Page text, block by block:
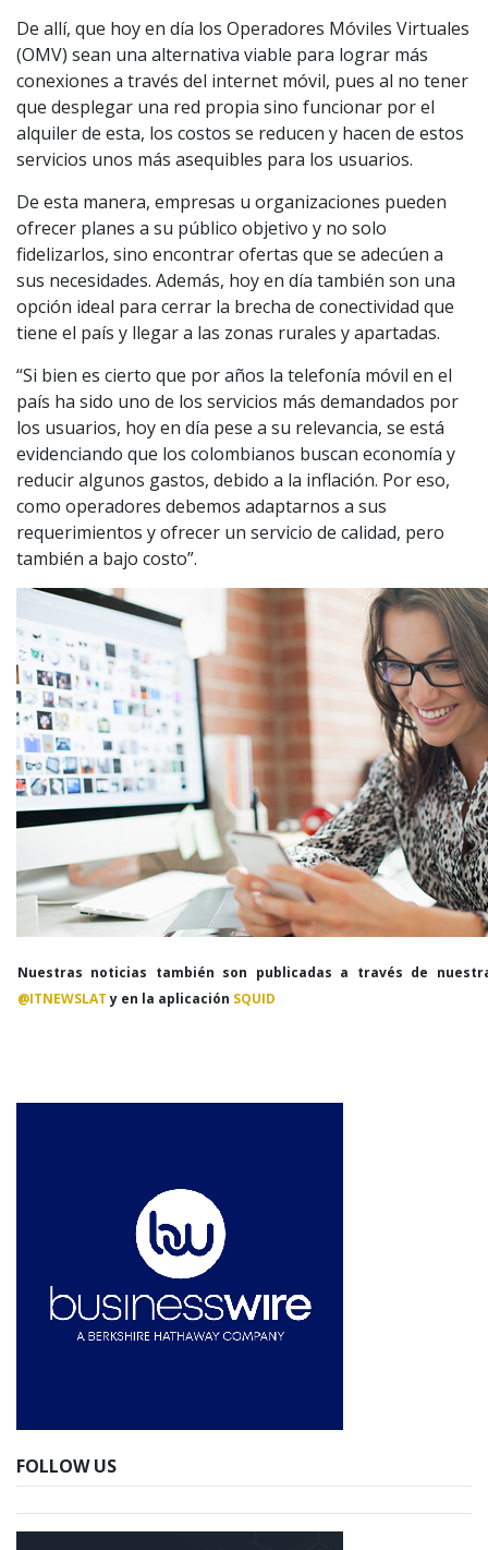
De allí, que hoy en día los Operadores Móviles Virtuales
(OMV) sean una alternativa viable para lograr más
conexiones a través del internet móvil, pues al no tener
que desplegar una red propia sino funcionar por el
alquiler de esta, los costos se reducen y hacen de estos
servicios unos más asequibles para los usuarios.
De esta manera, empresas u organizaciones pueden
ofrecer planes a su público objetivo y no solo
fidelizarlos, sino encontrar ofertas que se adecúen a
sus necesidades. Además, hoy en día también son una
opción ideal para cerrar la brecha de conectividad que
tiene el país y llegar a las zonas rurales y apartadas.
“Si bien es cierto que por años la telefonía móvil en el
país ha sido uno de los servicios más demandados por
los usuarios, hoy en día pese a su relevancia, se está
evidenciando que los colombianos buscan economía y
reducir algunos gastos, debido a la inflación. Por eso,
como operadores debemos adaptarnos a sus
requerimientos y ofrecer un servicio de calidad, pero
también a bajo costo”.
Nuestras noticias también son publicadas a través de
@ITNEWSLATy en la aplicación SQUID
FOLLOW US